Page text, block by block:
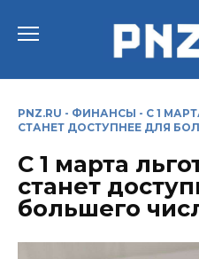
PNZ.RU - ФИНАНСЫ - С 1
СТАНЕТ ДОСТУПНЕЕ ДЛЯ
С 1 марта
станет
большего